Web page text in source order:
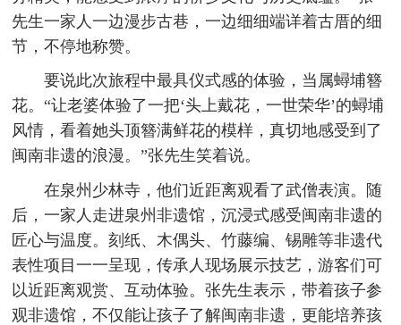
先生一家人一边漫步古巷，一边细细端详着古厝的细
节，不停地称赞。
要说此次旅程中最具仪式感的体验，当属蟳埔簪
花。“让老婆体验了一把‘头上戴花，一世荣华’的蟳埔
风情，看着她头顶簪满鲜花的模样，真切地感受到了
闽南非遗的浪漫。”张先生笑着说。
在泉州少林寺，他们近距离观看了武僧表演。随
后，一家人走进泉州非遗馆，沉浸式感受闽南非遗的
匠心与温度。刻纸、木偶头、竹藤编、锡雕等非遗代
表性项目一一呈现，传承人现场展示技艺，游客们可
以近距离观赏、互动体验。张先生表示，带着孩子参
观非遗馆，不仅能让孩子了解闽南非遗，更能培养孩